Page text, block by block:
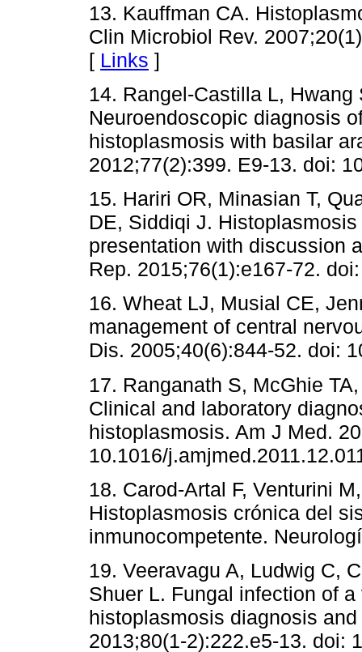
13. Kauffman CA.
Clin Microbiol Rev.
[ Links ]
14. Rangel-Castilla L,
Neuroendoscopic diagnosis
histoplasmosis with basilar
2012;77(2):399. E9-13. doi:
15. Hariri OR, Minasian T,
DE, Siddiqi J.
presentation with discussion
Rep. 2015;76(1):e167-72.
16. Wheat LJ, Musial CE,
management of central
Dis. 2005;40(6):844-52. doi:
17. Ranganath S, McGhie
Clinical and laboratory
histoplasmosis. Am J Med.
10.1016/
18. Carod-Artal F, Venturini
Histoplasmosis crónica del
inmunocompetente.
19. Veeravagu A, Ludwig C,
Shuer L. Fungal infection of
histoplasmosis diagnosis
2013;80(1-2):222.e5-13. doi: